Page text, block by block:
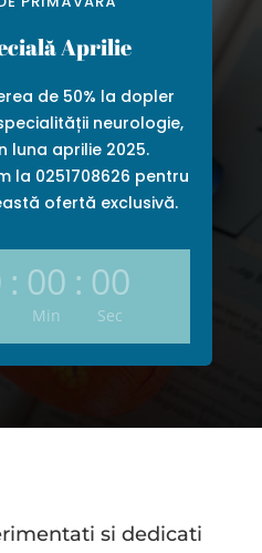
Aprilie
de 50% la dopler
neurologie,
luna aprilie 2025.
la 0251708626 pentru
ofertă exclusivă.
: 00
Min
: 00
Sec
si dedicati